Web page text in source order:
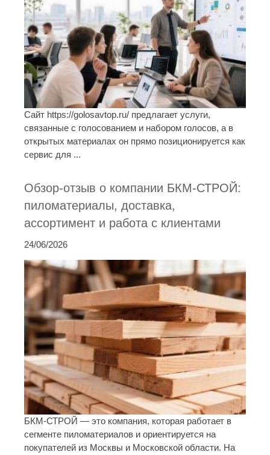
Сайт https://golosavtop.ru/ предлагает услуги,
связанные с голосованием и набором голосов, а в
открытых материалах он прямо позиционируется как
сервис для ...
Обзор-отзыв о компании БКМ-СТРОЙ:
пиломатериалы, доставка,
ассортимент и работа с клиентами
24/06/2026
БКМ-СТРОЙ — это компания, которая работает в
сегменте пиломатериалов и ориентируется на
покупателей из Москвы и Московской области. На